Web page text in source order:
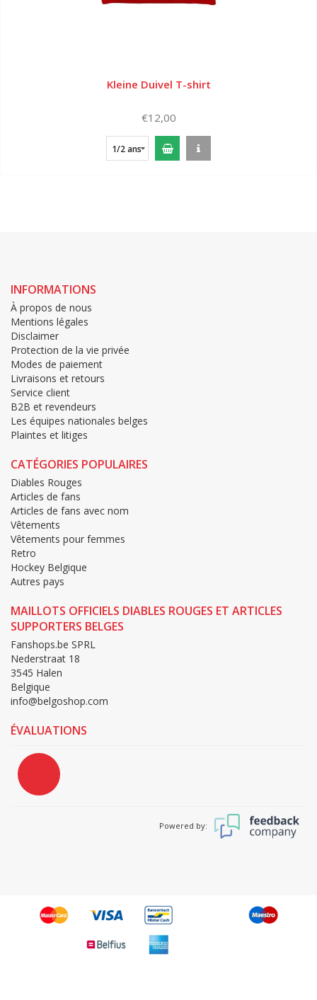
Kleine Duivel T-shirt
€12,00
1/2 ans
INFORMATIONS
À propos de nous
Mentions légales
Disclaimer
Protection de la vie privée
Modes de paiement
Livraisons et retours
Service client
B2B et revendeurs
Les équipes nationales belges
Plaintes et litiges
CATÉGORIES POPULAIRES
Diables Rouges
Articles de fans
Articles de fans avec nom
Vêtements
Vêtements pour femmes
Retro
Hockey Belgique
Autres pays
MAILLOTS OFFICIELS DIABLES ROUGES ET ARTICLES
SUPPORTERS BELGES
Fanshops.be SPRL
Nederstraat 18
3545 Halen
Belgique
info@belgoshop.com
ÉVALUATIONS
Powered by: